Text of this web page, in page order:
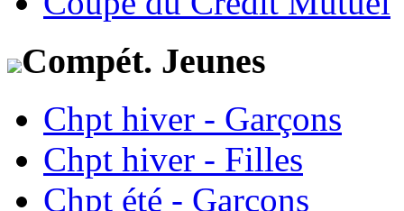
Compét. Jeunes
Chpt hiver - Garçons
Chpt hiver - Filles
Chpt été - Garçons